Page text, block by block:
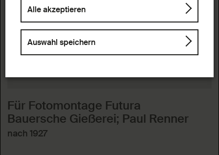
Für Fotomontage Futura
Bauersche Gießerei; Paul Renner
nach 1927
Alle akzeptieren
Auswahl speichern